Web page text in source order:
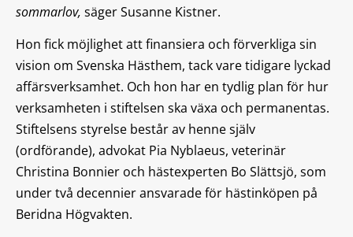
sommarlov, säger Susanne Kistner.
Hon fick möjlighet att finansiera och förverkliga sin
vision om Svenska Hästhem, tack vare tidigare lyckad
affärsverksamhet. Och hon har en tydlig plan för hur
verksamheten i stiftelsen ska växa och permanentas.
Stiftelsens styrelse består av henne själv
(ordförande), advokat Pia Nyblaeus, veterinär
Christina Bonnier och hästexperten Bo Slättsjö, som
under två decennier ansvarade för hästinköpen på
Beridna Högvakten.